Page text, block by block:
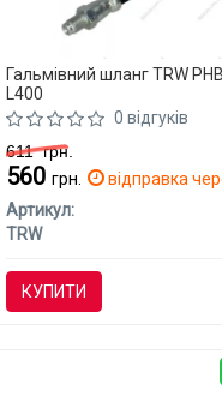
Гальмівний шланг TRW
L400
0 відгуків
611грн.
560 грн.
відправка
Артикул:
TRW
КУПИТИ